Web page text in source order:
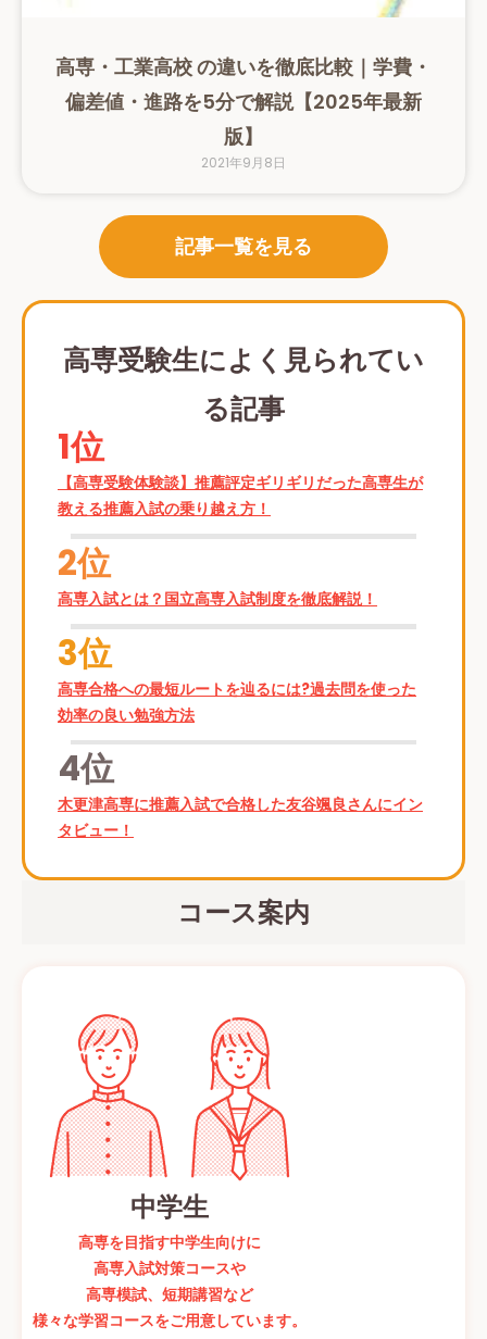
高専・工業高校 の違いを徹底比較｜学費・
偏差値・進路を5分で解説【2025年最新
版】
2021年9月8日
記事一覧を見る
高専受験生によく見られてい
る記事
1位
【高専受験体験談】推薦評定ギリギリだった高専生が
教える推薦入試の乗り越え方！
2位
高専入試とは？国立高専入試制度を徹底解説！
3位
高専合格への最短ルートを辿るには?過去問を使った
効率の良い勉強方法
4位
木更津高専に推薦入試で合格した友谷颯良さんにイン
タビュー！
コース案内
中学生
高専を目指す中学生向けに
高専入試対策コースや
高専模試、短期講習など
様々な学習コースをご用意しています。